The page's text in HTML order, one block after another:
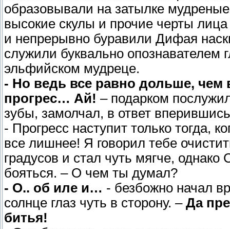
образовывали на затылке
высокие скулы и прочие черты
и непрерывно буравили Дифая
служили буквально опознавателем
эльфийском мудреце.
- Но ведь все равно дольше,
прогрес… Ай! – подарком
зубы, замолчал, в ответ
- Прогресс наступит только тогда,
все лишнее! Я говорил тебе
градусов и стал чуть мягче, однако
бояться. – О чем ты думал?
- О.. об иле и… - безбожно начал
солнце глаз чуть в сторону. – Да
битья!